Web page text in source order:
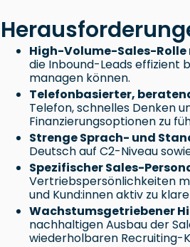
High-Volume-Sales-
die Inbound-Leads effizient
managen können.
Telefonbasierter,
Telefon, schnelles Denken
Finanzierungsoptionen zu
Strenge Sprach- und
Deutsch auf C2-Niveau
Spezifischer Sales-
Vertriebspersönlichkeiten
und Kund:innen aktiv zu
Wachstumsgetriebener
nachhaltigen Ausbau der
wiederholbaren Recruiting-